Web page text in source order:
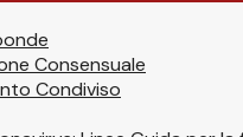
Consensuale
Condiviso